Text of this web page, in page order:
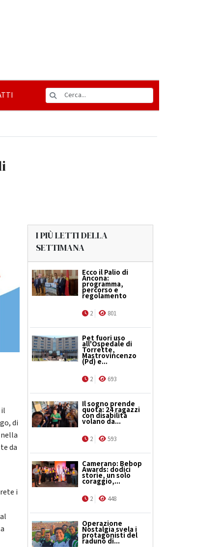
di
da
i
I PIÙ LETTI DELLA
SETTIMANA
Ecco il Palio di
Ancona:
programma,
percorso e
regolamento
2 801
Pet fuori uso
all'Ospedale di
Torrette,
Mastrovincenzo
(Pd) e...
2 693
Il sogno prende
quota: 24 ragazzi
con disabilità
volano da...
2 593
Camerano: Bebop
Awards: dodici
storie, un solo
coraggio,...
2 448
Operazione
Nostalgia svela i
protagonisti del
raduno di...